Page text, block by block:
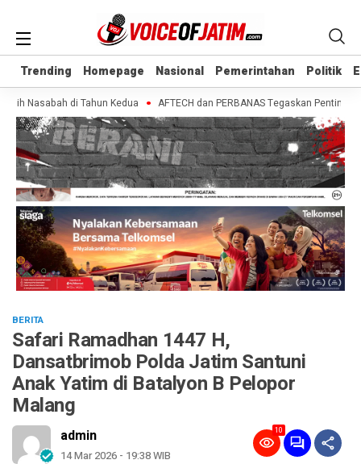
Trending Homepage Nasional Pemerintahan Politik
Trending Homepage Nasional Pemerintahan Politik
Nasabah di Tahun Kedua AFTECH dan PERBANAS Tegaskan
BERITA
Safari Ramadhan 1447 H,
Dansatbrimob Polda Jatim Santuni
Anak Yatim di Batalyon B Pelopor
Malang
admin
14 Mar 2026 - 19:38 WIB
10